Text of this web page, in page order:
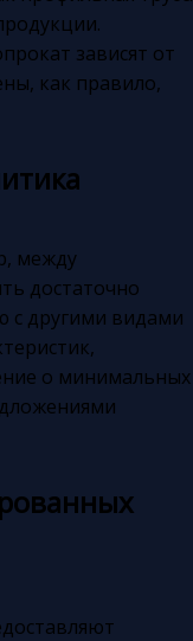
зависят от
как правило,
между
достаточно
с другими видами
о минимальных